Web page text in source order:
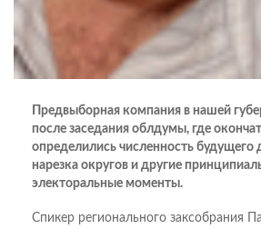
Предвыборная компания в нашей
после заседания облдумы, где
определились численность будущего
нарезка округов и другие
электоральные моменты.
Спикер регионального заксобрания